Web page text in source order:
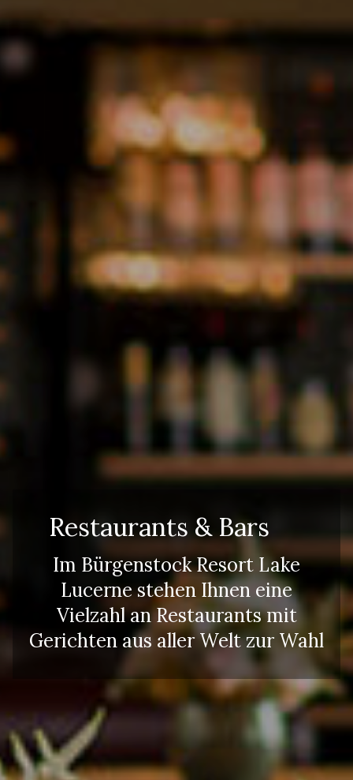
Restaurants & Bars
Im Bürgenstock Resort Lake
Lucerne stehen Ihnen eine
Vielzahl an Restaurants mit
Gerichten aus aller Welt zur Wahl